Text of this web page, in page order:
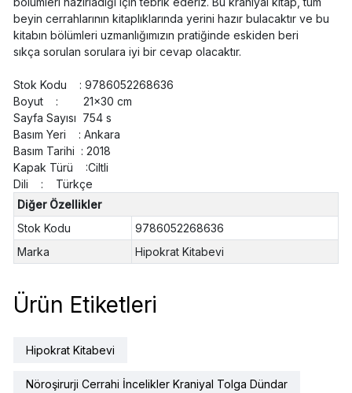
beyin cerrahlarının kitaplıklarında yerini hazır bulacaktır ve bu
kitabın bölümleri uzmanlığımızın pratiğinde eskiden beri
sıkça sorulan sorulara iyi bir cevap olacaktır.
Stok Kodu : 9786052268636
Boyut : 21x30 cm
Sayfa Sayısı 754 s
Basım Yeri : Ankara
Basım Tarihi : 2018
Kapak Türü :Ciltli
Dili : Türkçe
Diğer Özellikler
Stok Kodu
9786052268636
Marka
Hipokrat Kitabevi
Ürün Etiketleri
Hipokrat Kitabevi
Nöroşirurji Cerrahi İncelikler Kraniyal Tolga Dündar